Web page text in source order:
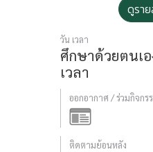
ดูราย
วัน เวลา
ศึกษาด้วยตนเ
เวลา
ออกอากาศ / ร่วมกิจกร
ติดตามย้อนหลัง